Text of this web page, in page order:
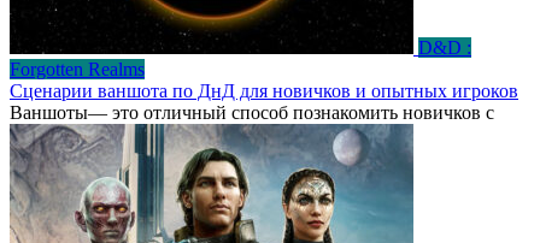
D&D :
Forgotten Realms
Сценарии ваншота по ДнД для новичков и опытных игроков
Ваншоты— это отличный способ познакомить новичков с